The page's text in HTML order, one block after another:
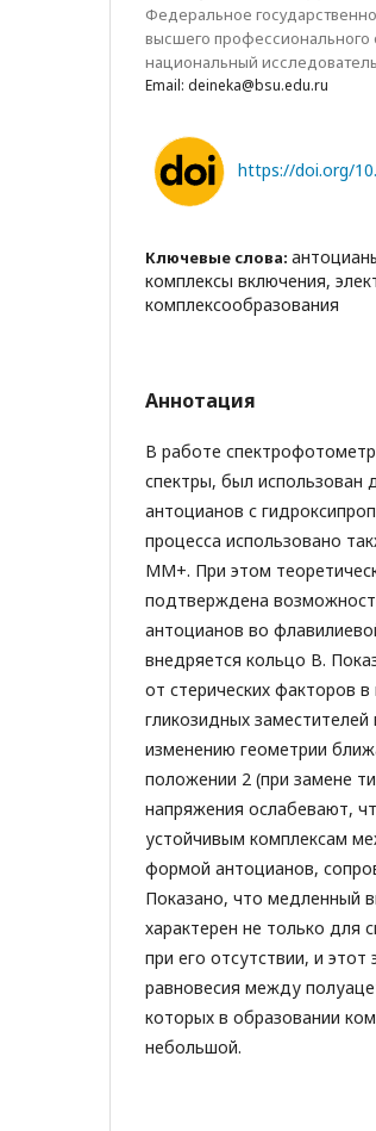
Федеральное
высшего профессионального
национальный
Email: deineka@bsu.edu.ru
https://doi.org/
Ключевые слова:
комплексы включения,
комплексообразования
Аннотация
В работе
спектры, был использован
антоцианов с
процесса использовано
MM+. При этом
подтверждена
антоцианов во
внедряется кольцо В.
от стерических факторов
гликозидных
изменению геометрии
положении 2 (при замене
напряжения ослабевают,
устойчивым комплексам
формой антоцианов,
Показано, что медленный
характерен не только для
при его отсутствии, и
равновесия между
которых в образовании
небольшой.